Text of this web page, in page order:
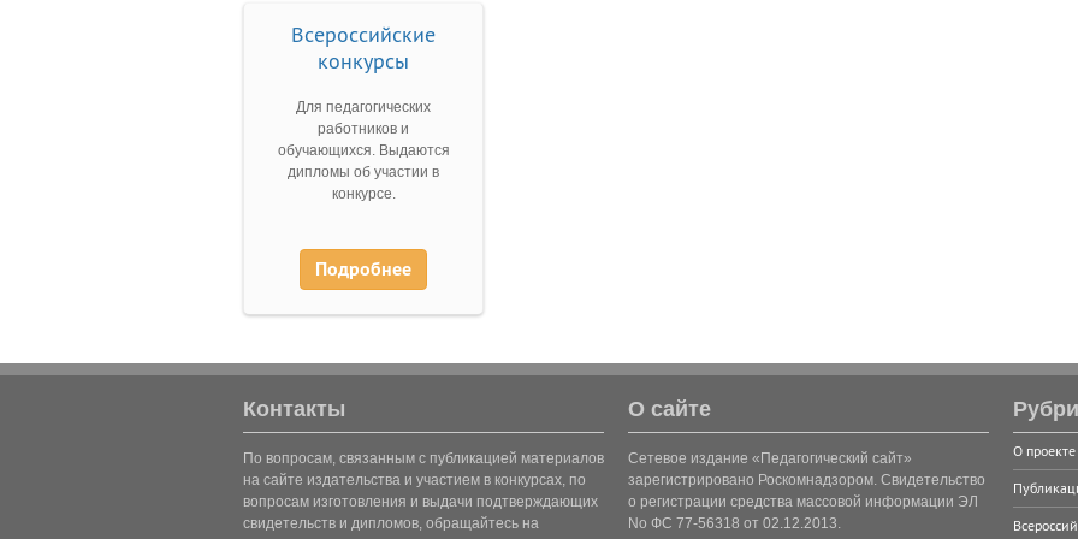
Всероссийские
конкурсы
Для педагогических
работников и
обучающихся. Выдаются
дипломы об участии в
конкурсе.
Подробнее
Контакты
По вопросам, связанным с публикацией материалов
на сайте издательства и участием в конкурсах, по
вопросам изготовления и выдачи подтверждающих
свидетельств и дипломов, обращайтесь на
О сайте
Сетевое издание «Педагогический сайт»
зарегистрировано Роскомнадзором. Свидетельство
о регистрации средства массовой информации ЭЛ
No ФС 77-56318 от 02.12.2013.
О проекте